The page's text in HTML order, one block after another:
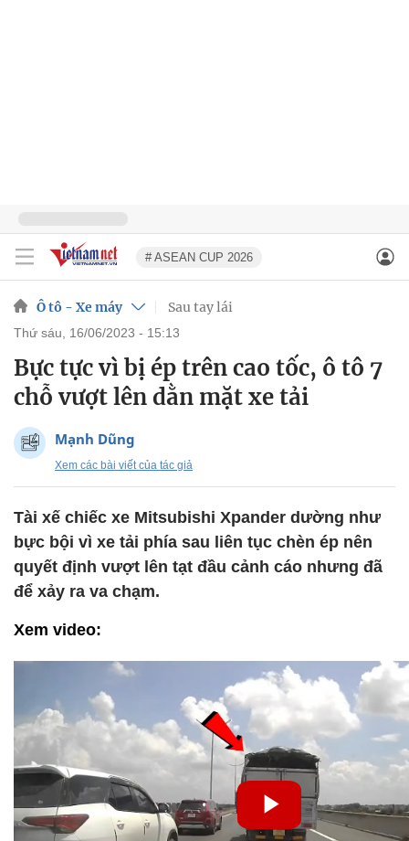
# ASEAN CUP 2026
Ô tô - Xe máy Sau tay lái
thứ sáu, 16/06/2023 - 15:13
Bực tực vì bị ép trên cao tốc, ô tô 7
chỗ vượt lên dằn mặt xe tải
Mạnh Dũng
Xem các bài viết của tác giả
Tài xế chiếc xe Mitsubishi Xpander dường như
bực bội vì xe tải phía sau liên tục chèn ép nên
quyết định vượt lên tạt đầu cảnh cáo nhưng đã
để xảy ra va chạm.
Xem video: